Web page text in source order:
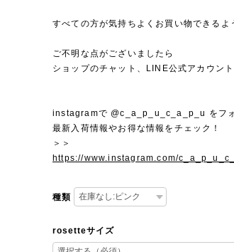
すべての方が気持ちよくお買い物できるよ
ご不明な点がございましたら
ショップのチャット、LINE公式アカウン
instagramで @c_a_p_u_c_a_p_u をフォ
最新入荷情報やお得な情報をチェック！
＞＞
https://www.instagram.com/
種類
rosetteサイズ